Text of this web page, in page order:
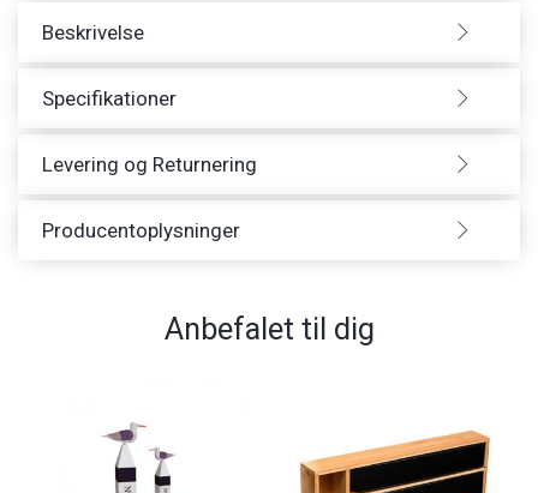
Beskrivelse
Specifikationer
Levering og Returnering
Producentoplysninger
Anbefalet til dig